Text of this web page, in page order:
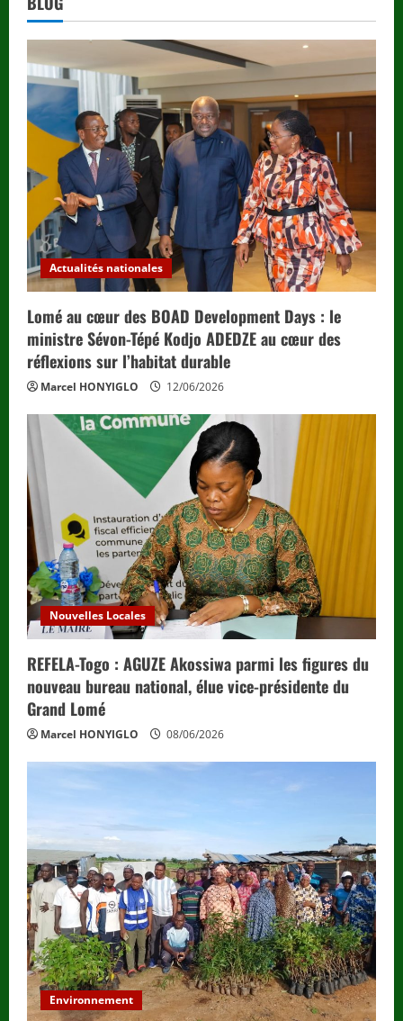
Actualités nationales
Lomé au cœur des BOAD Development Days : le
ministre Sévon-Tépé Kodjo ADEDZE au cœur des
réflexions sur l’habitat durable
Marcel HONYIGLO 12/06/2026
Nouvelles Locales
REFELA-Togo : AGUZE Akossiwa parmi les figures du
nouveau bureau national, élue vice-présidente du
Grand Lomé
Marcel HONYIGLO 08/06/2026
Environnement